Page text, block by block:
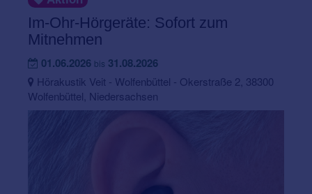
Im-Ohr-Hörgeräte: Sofort zum
Mitnehmen
01.06.2026 bis 31.08.2026
Hörakustik Veit - Wolfenbüttel - Okerstraße 2, 38300
Wolfenbüttel, Niedersachsen